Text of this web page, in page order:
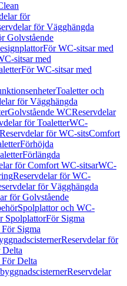
för
för Vägghängda
Golvstående
För WC-sitsar med
sitsar med
För WC-sitsar med
Toaletter och
för Vägghängda
Golvstående WCReservdelar
för ToaletterWC-
Reservdelar för WC-sitsComfort
Förhöjda
Förlängda
för Comfort WC-sitsarWC-
Reservdelar för WC-
för Vägghängda
för Golvstående
Spolplattor och WC-
SpolplattorFör Sigma
Sigma
Reservdelar för
Delta
Delta
Reservdelar